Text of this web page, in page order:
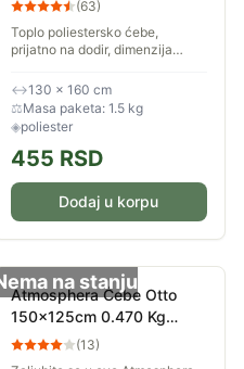
(63)
Toplo poliestersko ćebe,
prijatno na dodir, dimenzija
osnovne namene možete da ga
upotrebljavate i kao prekrivač
za Vaš...
↔130 × 160 cm
⚖Masa paketa: 1.5 kg
◈poliester
455 RSD
Dodaj u korpu
na stanju
Atmosphera Ćebe Otto
150x125cm 0.470 Kg
Poliester Oker
(13)